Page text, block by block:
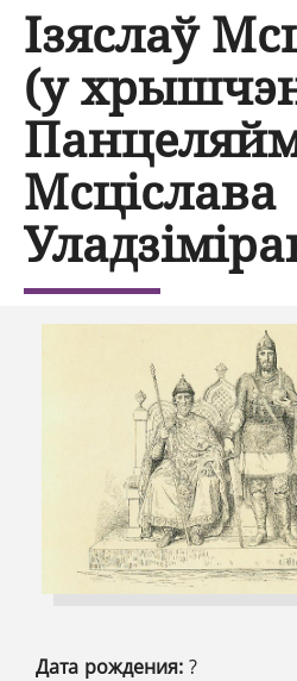
Ізяслаў
(у
Мсціслава
Дата рождения: ?